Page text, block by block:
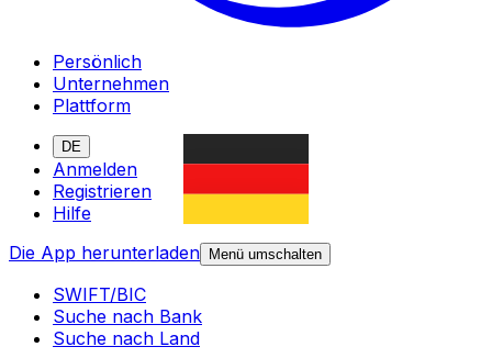
Persönlich
Unternehmen
Plattform
DE
Anmelden
Registrieren
Hilfe
Die App herunterladen
Menü umschalten
SWIFT/BIC
Suche nach Bank
Suche nach Land